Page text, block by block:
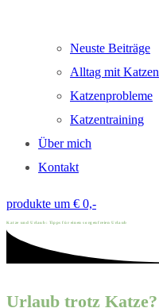
Neuste Beiträge
Alltag mit Katzen
Katzenprobleme
Katzentraining
Über mich
Kontakt
produkte um € 0,-
Katze und Urlaub: Tipps für einen sorgenfreien Urlaub
Urlaub trotz Katze?